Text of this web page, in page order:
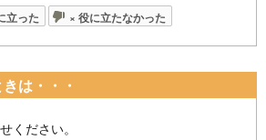
立った × 役に立たなかった
きは・・・
ください。